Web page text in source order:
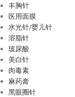
丰胸针
医用面膜
水光针/婴儿针
溶脂针
玻尿酸
美白针
肉毒素
麻药膏
黑眼圈针